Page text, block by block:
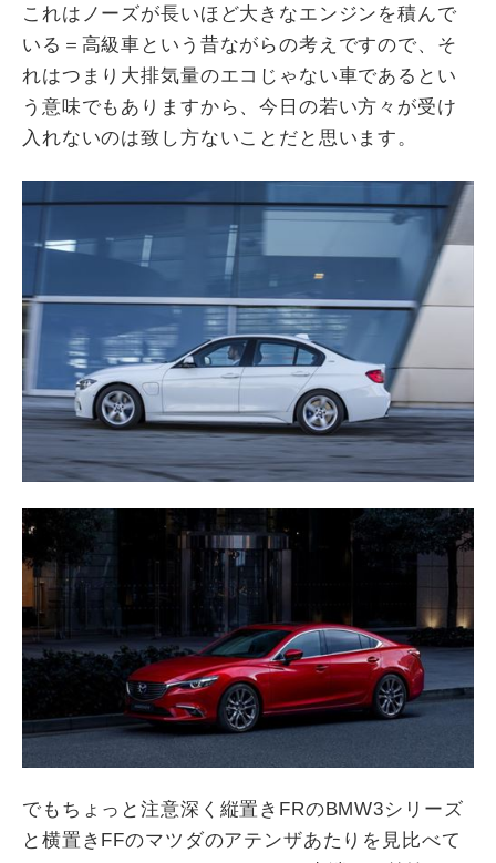
これはノーズが長いほど大きなエンジンを積んで
いる＝高級車という昔ながらの考えですので、そ
れはつまり大排気量のエコじゃない車であるとい
う意味でもありますから、今日の若い方々が受け
入れないのは致し方ないことだと思います。
でもちょっと注意深く縦置きFRのBMW3シリーズ
と横置きFFのマツダのアテンザあたりを見比べて